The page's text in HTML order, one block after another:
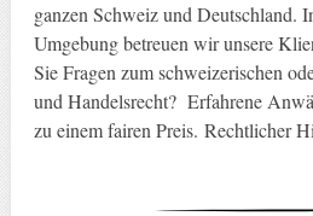
ganzen Schweiz und Deutschland.
Umgebung betreuen wir unsere
Sie Fragen zum schweizerischen
und Handelsrecht? Erfahrene
zu einem fairen Preis. Rechtlicher